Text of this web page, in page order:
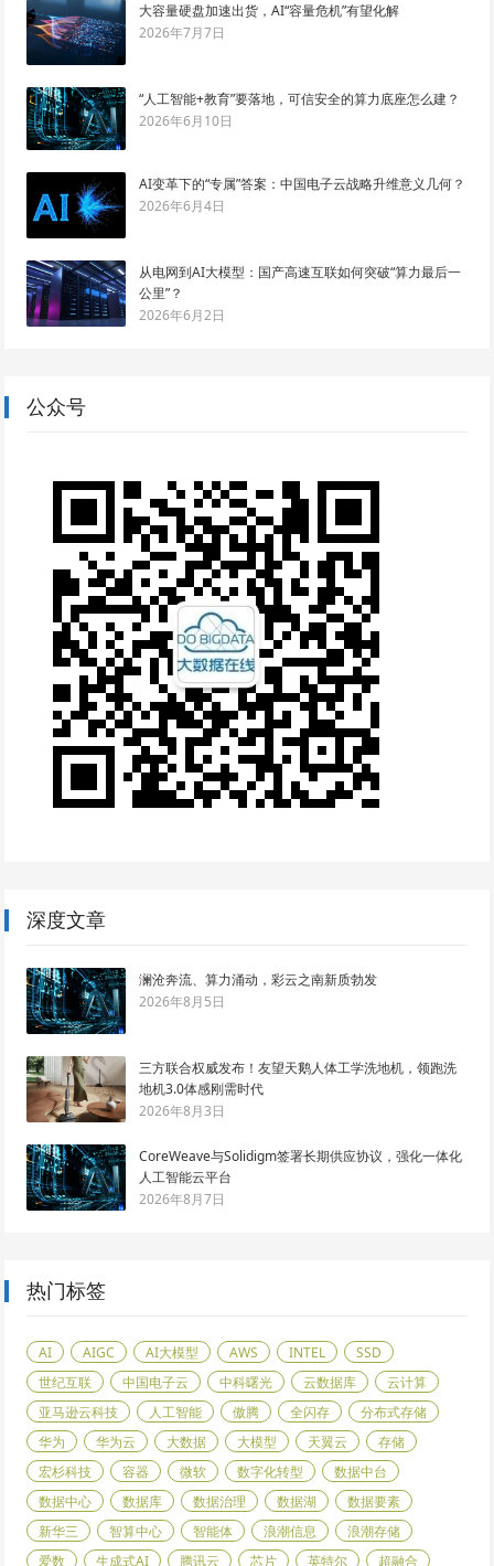
大容量硬盘加速出货，AI“容量危机”有望化解
2026年7月7日
“人工智能+教育”要落地，可信安全的算力底座怎么建？
2026年6月10日
AI变革下的“专属”答案：中国电子云战略升维意义几何？
2026年6月4日
从电网到AI大模型：国产高速互联如何突破“算力最后一
公里”？
2026年6月2日
公众号
深度文章
澜沧奔流、算力涌动，彩云之南新质勃发
2026年8月5日
三方联合权威发布！友望天鹅人体工学洗地机，领跑洗
地机3.0体感刚需时代
2026年8月3日
CoreWeave与Solidigm签署长期供应协议，强化一体化
人工智能云平台
2026年8月7日
热门标签
AI AIGC AI大模型 AWS INTEL
SSD
世纪互联
中国电子云 中科曙光 云数据库
云计算
亚马逊云科技
人工智能 傲腾 全闪存
分布式存储
华为
华为云 大数据 大模型 天翼云
存储
宏杉科技
容器 微软 数字化转型
数据中台
数据中心
数据库 数据治理 数据湖
数据要素
新华三
智算中心 智能体 浪潮信息
浪潮存储
爱数
生成式AI 腾讯云 芯片 英特尔 超融合